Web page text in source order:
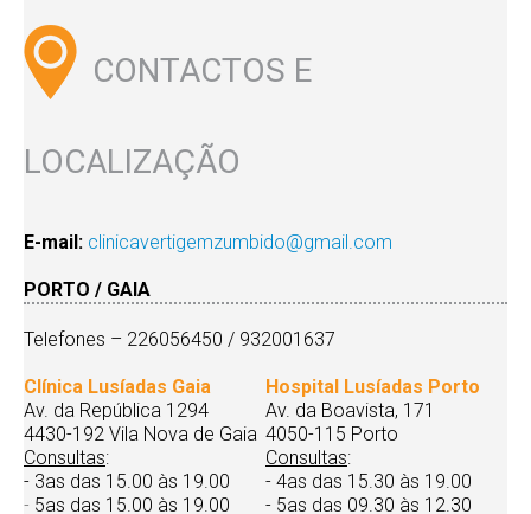
CONTACTOS E
LOCALIZAÇÃO
E-mail: clinicavertigemzumbido@gmail.com
PORTO / GAIA
Telefones – 226056450 / 932001637
Clínica Lusíadas Gaia
Av. da República 1294
4430-192 Vila Nova de Gaia
Consultas:
- 3as das 15.00 às 19.00
- 5as das 15.00 às 19.00
Hospital Lusíadas Porto
Av. da Boavista, 171
4050-115 Porto
Consultas:
- 4as das 15.30 às 19.00
- 5as das 09.30 às 12.30